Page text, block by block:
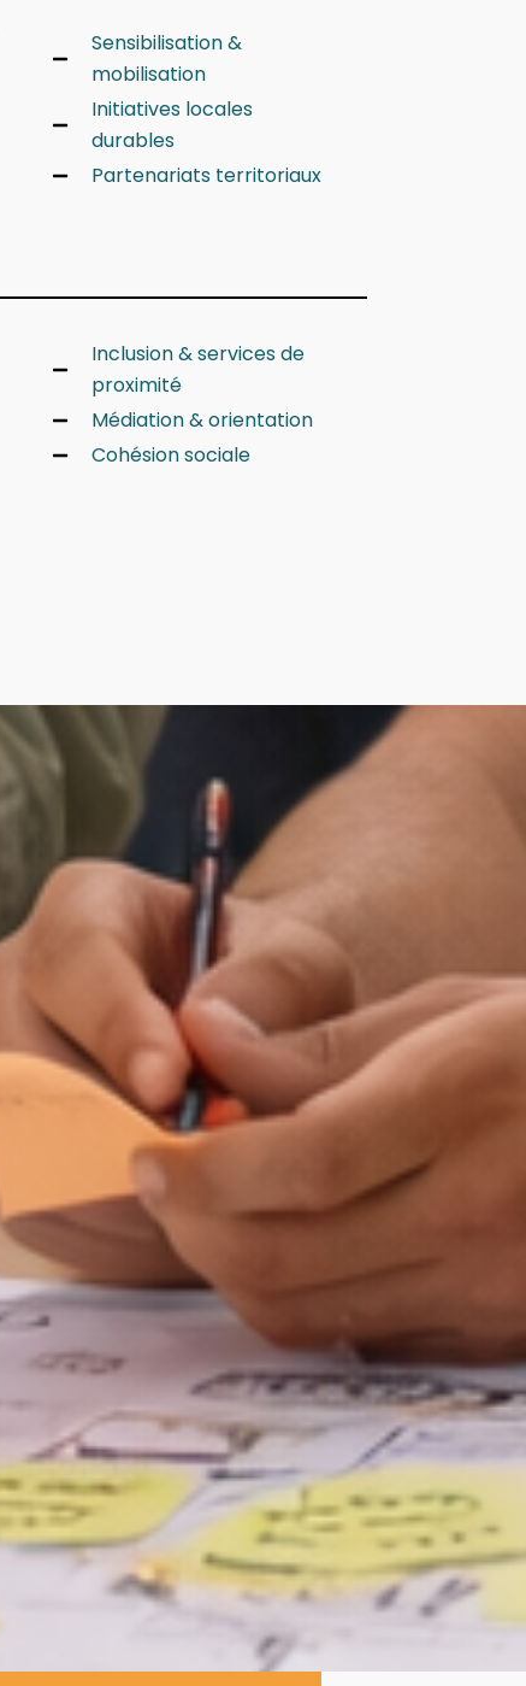
Sensibilisation &
mobilisation
Initiatives locales
durables
Partenariats territoriaux
Inclusion & services de
proximité
Médiation & orientation
Cohésion sociale